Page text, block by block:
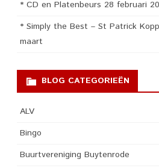
* CD en Platenbeurs 28 februari
* Simply the Best – St Patrick
maart
BLOG CATEGORIEËN
ALV
Bingo
Buurtvereniging Buytenrode